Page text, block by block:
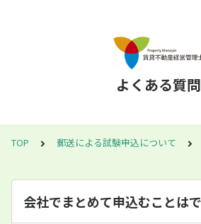
よくある質問
TOP 郵送による試験申込について
会社でまとめて申込むことは